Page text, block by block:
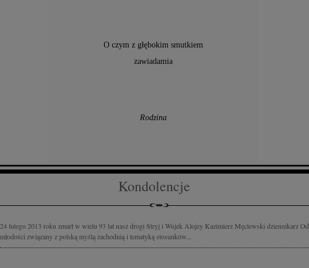
O czym z głębokim smutkiem
zawiadamia
Rodzina
Kondolencje
24 lutego 2013 roku zmarł w wielu 93 lat nasz drogi Stryj i Wujek Alojzy Kazimierz Męclewski dziennikarz Od
młodości związany z polską myślą zachodnią i tematyką stosunków...